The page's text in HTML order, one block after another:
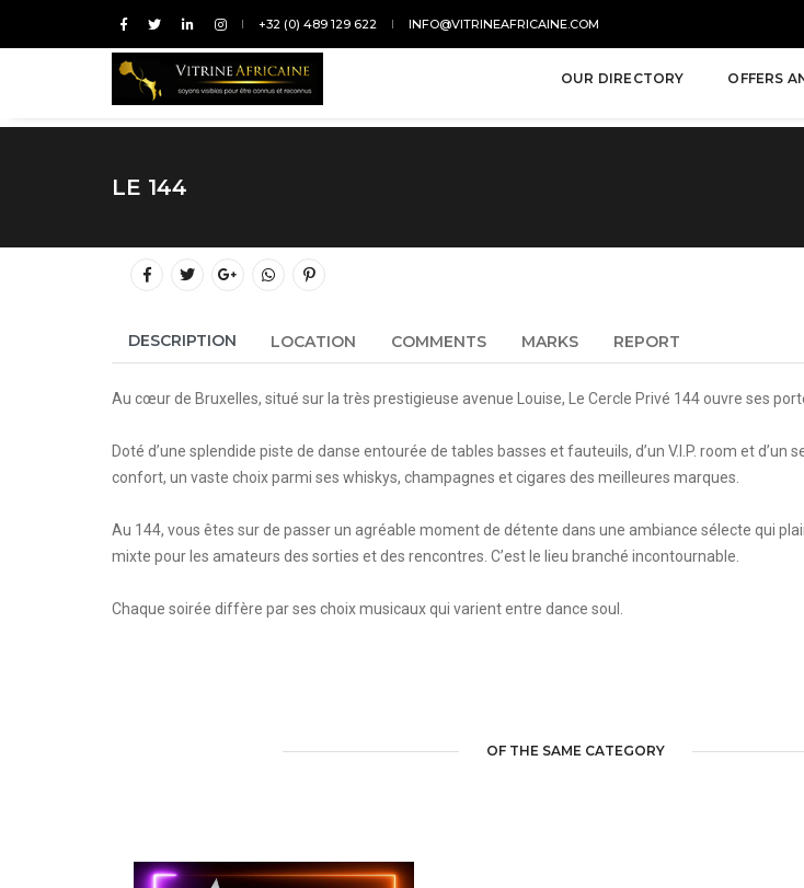
+32 (0) 489 129 622 INFO@VITRINEAFRICAINE.COM
OUR DIRECTORY OFFERS
LE 144
DESCRIPTION LOCATION COMMENTS MARKS REPORT
Au cœur de Bruxelles, situé sur la très prestigieuse avenue Louise, Le Cercle Privé 144 ouvre ses
Doté d’une splendide piste de danse entourée de tables basses et fauteuils, d’un V.I.P. room et
confort, un vaste choix parmi ses whiskys, champagnes et cigares des meilleures marques.
Au 144, vous êtes sur de passer un agréable moment de détente dans une ambiance sélecte qui
mixte pour les amateurs des sorties et des rencontres. C’est le lieu branché incontournable.
Chaque soirée diffère par ses choix musicaux qui varient entre dance soul.
OF THE SAME CATEGORY